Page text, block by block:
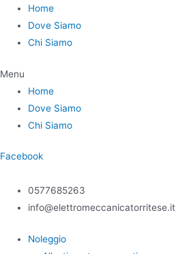
Home
Dove Siamo
Chi Siamo
Menu
Home
Dove Siamo
Chi Siamo
Facebook
0577685263
info@elettromeccanicatorritese.it
Noleggio